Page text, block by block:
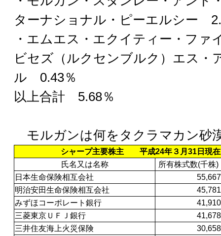
ターナショナル・ピーエルシー
・エムエス・エクイティー・ファ
ビセズ（ルクセンブルク）エス・
ル 0.43％
以上合計 5.68％
モルガンは何をタクラマカン砂
シャープ主要株主 平成24年３月31日現在
氏名又は名称
所有株式数(千株)
日本生命保険相互会社
55,667
明治安田生命保険相互会社
45,781
みずほコーポレート銀行
41,910
三菱東京ＵＦＪ銀行
41,678
三井住友海上火災保険
30,658